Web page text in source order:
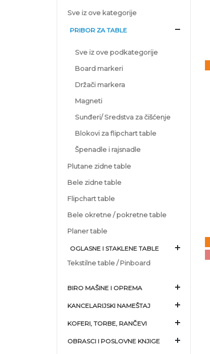
Sve iz ove kategorije
PRIBOR ZA TABLE
Sve iz ove podkategorije
Board markeri
Držači markera
Magneti
Sunđeri/ Sredstva za čišćenje
Blokovi za flipchart table
Špenadle i rajsnadle
Plutane zidne table
Bele zidne table
Flipchart table
Bele okretne / pokretne table
Planer table
OGLASNE I STAKLENE TABLE
Tekstilne table / Pinboard
BIRO MAŠINE I OPREMA
KANCELARIJSKI NAMEŠTAJ
KOFERI, TORBE, RANČEVI
OBRASCI I POSLOVNE KNJIGE